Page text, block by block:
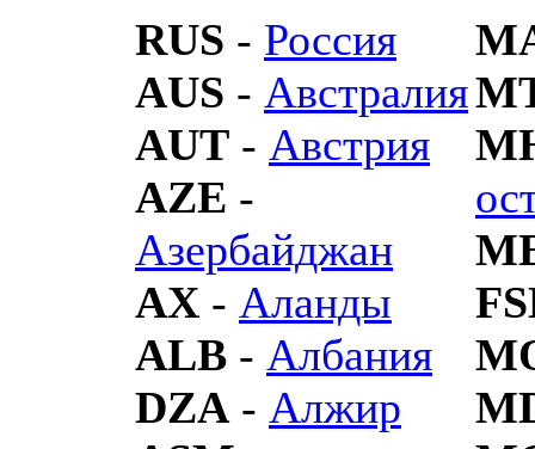
RUS - Россия
AUS - Австралия
AUT - Австрия
AZE -
Азербайджан
AX - Аланды
ALB - Албания
DZA - Алжир